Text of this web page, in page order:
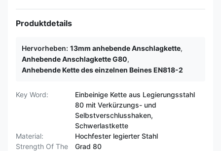
Produktdetails
Hervorheben: 13mm anhebende Anschlagkette,
Anhebende Anschlagkette G80,
Anhebende Kette des einzelnen Beines EN818-2
Key Word:
Einbeinige Kette aus Legierungsstahl
80 mit Verkürzungs- und
Selbstverschlusshaken,
Schwerlastkette
Material:
Hochfester legierter Stahl
Strength Of The
Grad 80